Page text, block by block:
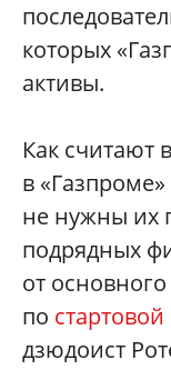
которых
активы.
Как считают
в «Газпроме»
не нужны их
подрядных
от
по
дзюдоист